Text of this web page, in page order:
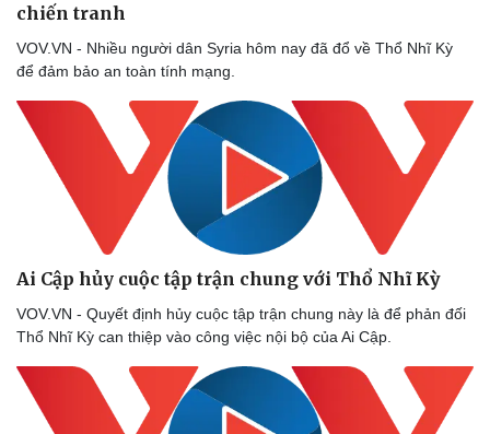
chiến tranh
VOV.VN - Nhiều người dân Syria hôm nay đã đổ về Thổ Nhĩ Kỳ
để đảm bảo an toàn tính mạng.
Ai Cập hủy cuộc tập trận chung với Thổ Nhĩ Kỳ
VOV.VN - Quyết định hủy cuộc tập trận chung này là để phản đối
Thổ Nhĩ Kỳ can thiệp vào công việc nội bộ của Ai Cập.